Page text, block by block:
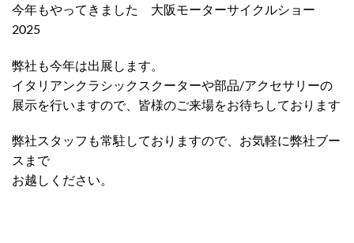
今年もやってきました 大阪モーターサイクルショー
2025
弊社も今年は出展します。
イタリアンクラシックスクーターや部品/アクセサリーの
展示を行いますので、皆様のご来場をお待ちしております
弊社スタッフも常駐しておりますので、お気軽に弊社ブー
スまで
お越しください。